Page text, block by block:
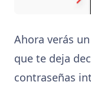
Ahora verás
que te deja
contraseñas